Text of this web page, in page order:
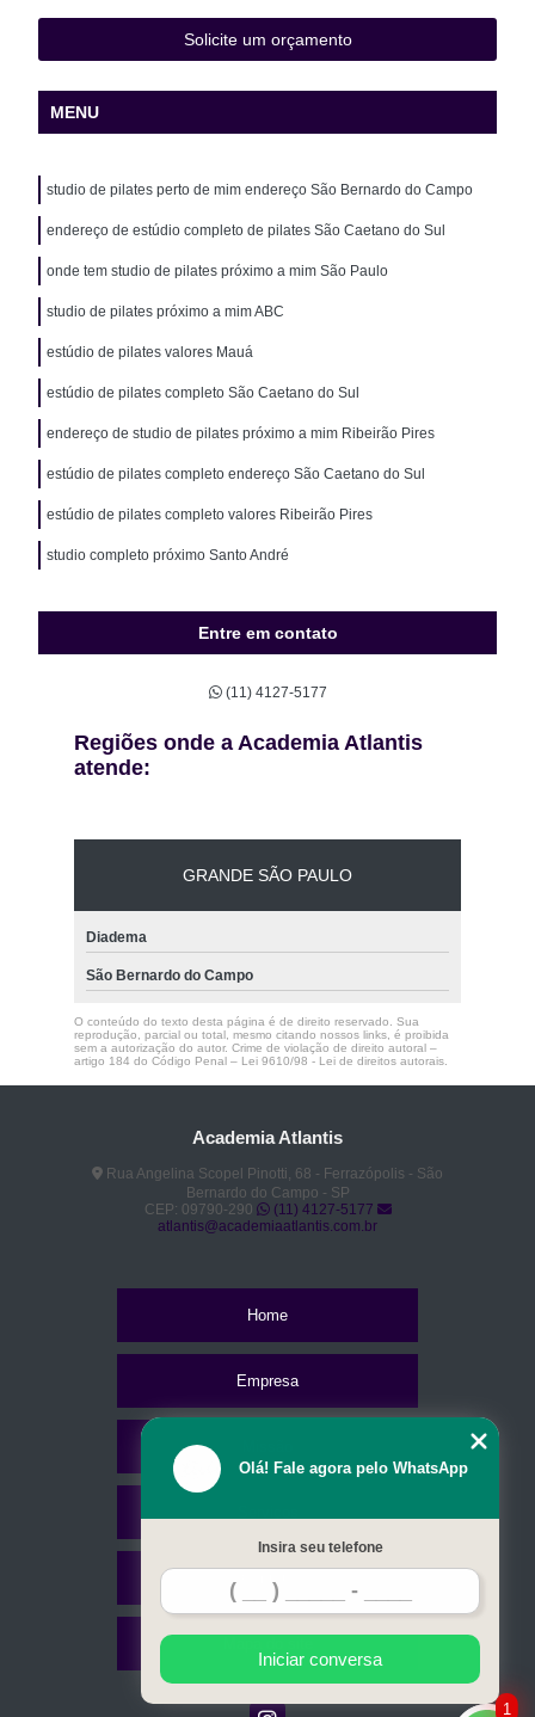
Solicite um orçamento
MENU
studio de pilates perto de mim endereço São Bernardo do Campo
endereço de estúdio completo de pilates São Caetano do Sul
onde tem studio de pilates próximo a mim São Paulo
studio de pilates próximo a mim ABC
estúdio de pilates valores Mauá
estúdio de pilates completo São Caetano do Sul
endereço de studio de pilates próximo a mim Ribeirão Pires
estúdio de pilates completo endereço São Caetano do Sul
estúdio de pilates completo valores Ribeirão Pires
studio completo próximo Santo André
Entre em contato
(11) 4127-5177
Regiões onde a Academia Atlantis
atende:
GRANDE SÃO PAULO
Diadema
São Bernardo do Campo
O conteúdo do texto desta página é de direito reservado. Sua
reprodução, parcial ou total, mesmo citando nossos links, é proibida
sem a autorização do autor. Crime de violação de direito autoral –
artigo 184 do Código Penal – Lei 9610/98 - Lei de direitos autorais.
Academia Atlantis
Rua Angelina Scopel Pinotti, 68 - Ferrazópolis - São
Bernardo do Campo - SP
CEP: 09790-290
(11) 4127-5177
atlantis@academiaatlantis.com.br
Home
Empresa
1
Olá! Fale agora pelo WhatsApp
Insira seu telefone
Iniciar conversa